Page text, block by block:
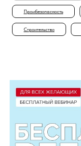
Промбезопасность
Строительство